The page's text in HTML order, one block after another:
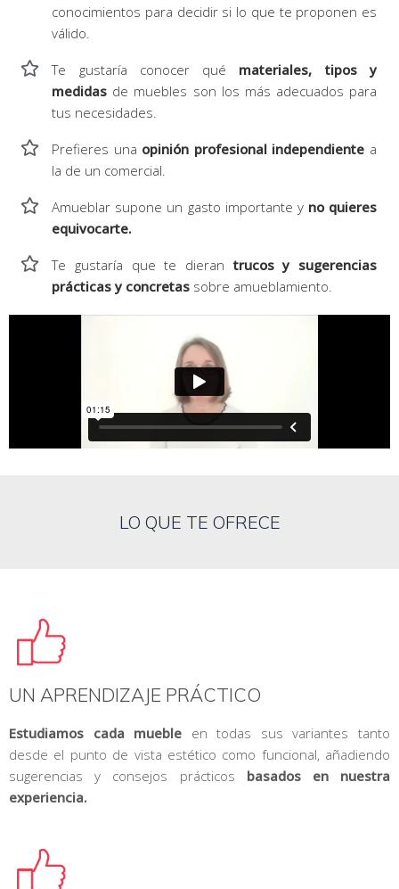
conocimientos para decidir si lo que te proponen es
válido.
Te gustaría conocer qué materiales, tipos y
medidas de muebles son los más adecuados para
tus necesidades.
Prefieres una opinión profesional independiente a
la de un comercial.
Amueblar supone un gasto importante y no quieres
equivocarte.
Te gustaría que te dierantrucos y sugerencias
prácticas y concretas sobre amueblamiento.
LO QUE TE OFRECE
UN APRENDIZAJE PRÁCTICO
Estudiamos cada mueble en todas sus variantes tanto
desde el punto de vista estético como funcional, añadiendo
sugerencias y consejos prácticos basados en nuestra
experiencia.